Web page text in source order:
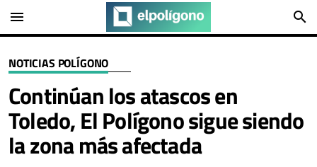
menu search
NOTICIAS POLÍGONO
Continúan los atascos en
Toledo, El Polígono sigue siendo
la zona más afectada